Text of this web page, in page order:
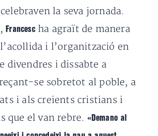
la seva jornada.
Francesc ha agraït de manera
i l’organització en
divendres i dissabte a
se sobretot al poble, a
i als creients cristians i
que el van rebre. «Demano al